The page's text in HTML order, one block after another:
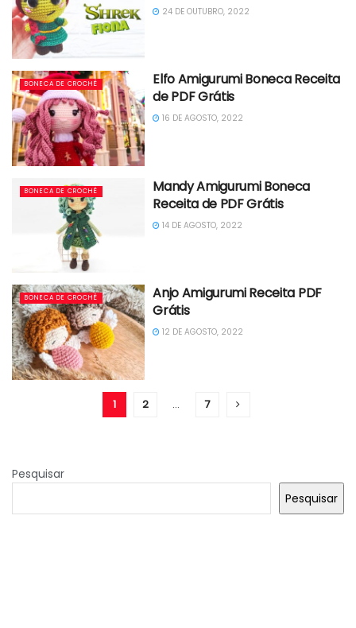
24 DE OUTUBRO, 2022
BONECA DE CROCHÊ
Elfo Amigurumi Boneca Receita
de PDF Grátis
16 DE AGOSTO, 2022
BONECA DE CROCHÊ
Mandy Amigurumi Boneca
Receita de PDF Grátis
14 DE AGOSTO, 2022
BONECA DE CROCHÊ
Anjo Amigurumi Receita PDF
Grátis
12 DE AGOSTO, 2022
1 2 … 7
Pesquisar
Pesquisar